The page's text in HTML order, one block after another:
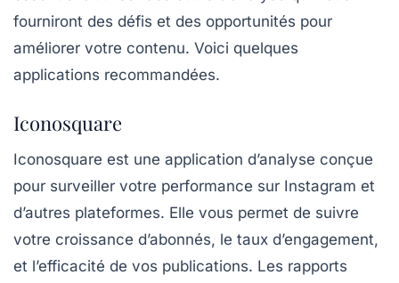
fourniront des défis et des opportunités pour
améliorer votre contenu. Voici quelques
applications recommandées.
Iconosquare
Iconosquare est une application d’analyse conçue
pour surveiller votre performance sur Instagram et
d’autres plateformes. Elle vous permet de suivre
votre croissance d’abonnés, le taux d’engagement,
et l’efficacité de vos publications. Les rapports